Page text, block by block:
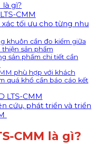
là gì?
CMM
tối ưu cho từng nhu
khuôn cần đo kiểm giữa
sản phẩm
sản phẩm chi tiết cần
phù hợp với khách
quá khổ cần báo cáo kết
LTS-CMM
cứu, phát triển và triển
CMM là gì?